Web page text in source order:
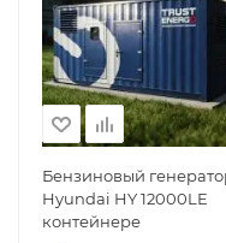
Бензиновый
Hyundai HY 12000LE
контейнере